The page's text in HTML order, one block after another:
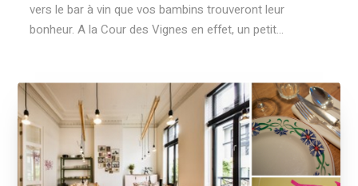
vers le bar à vin que vos bambins trouveront leur
bonheur. A la Cour des Vignes en effet, un petit...